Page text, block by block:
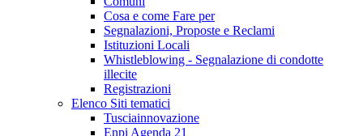
Cosa e come Fare per
Segnalazioni, Proposte e Reclami
Istituzioni Locali
Whistleblowing - Segnalazione di condotte
illecite
Registrazioni
Elenco Siti tematici
Tusciainnovazione
Enpi Agenda 21